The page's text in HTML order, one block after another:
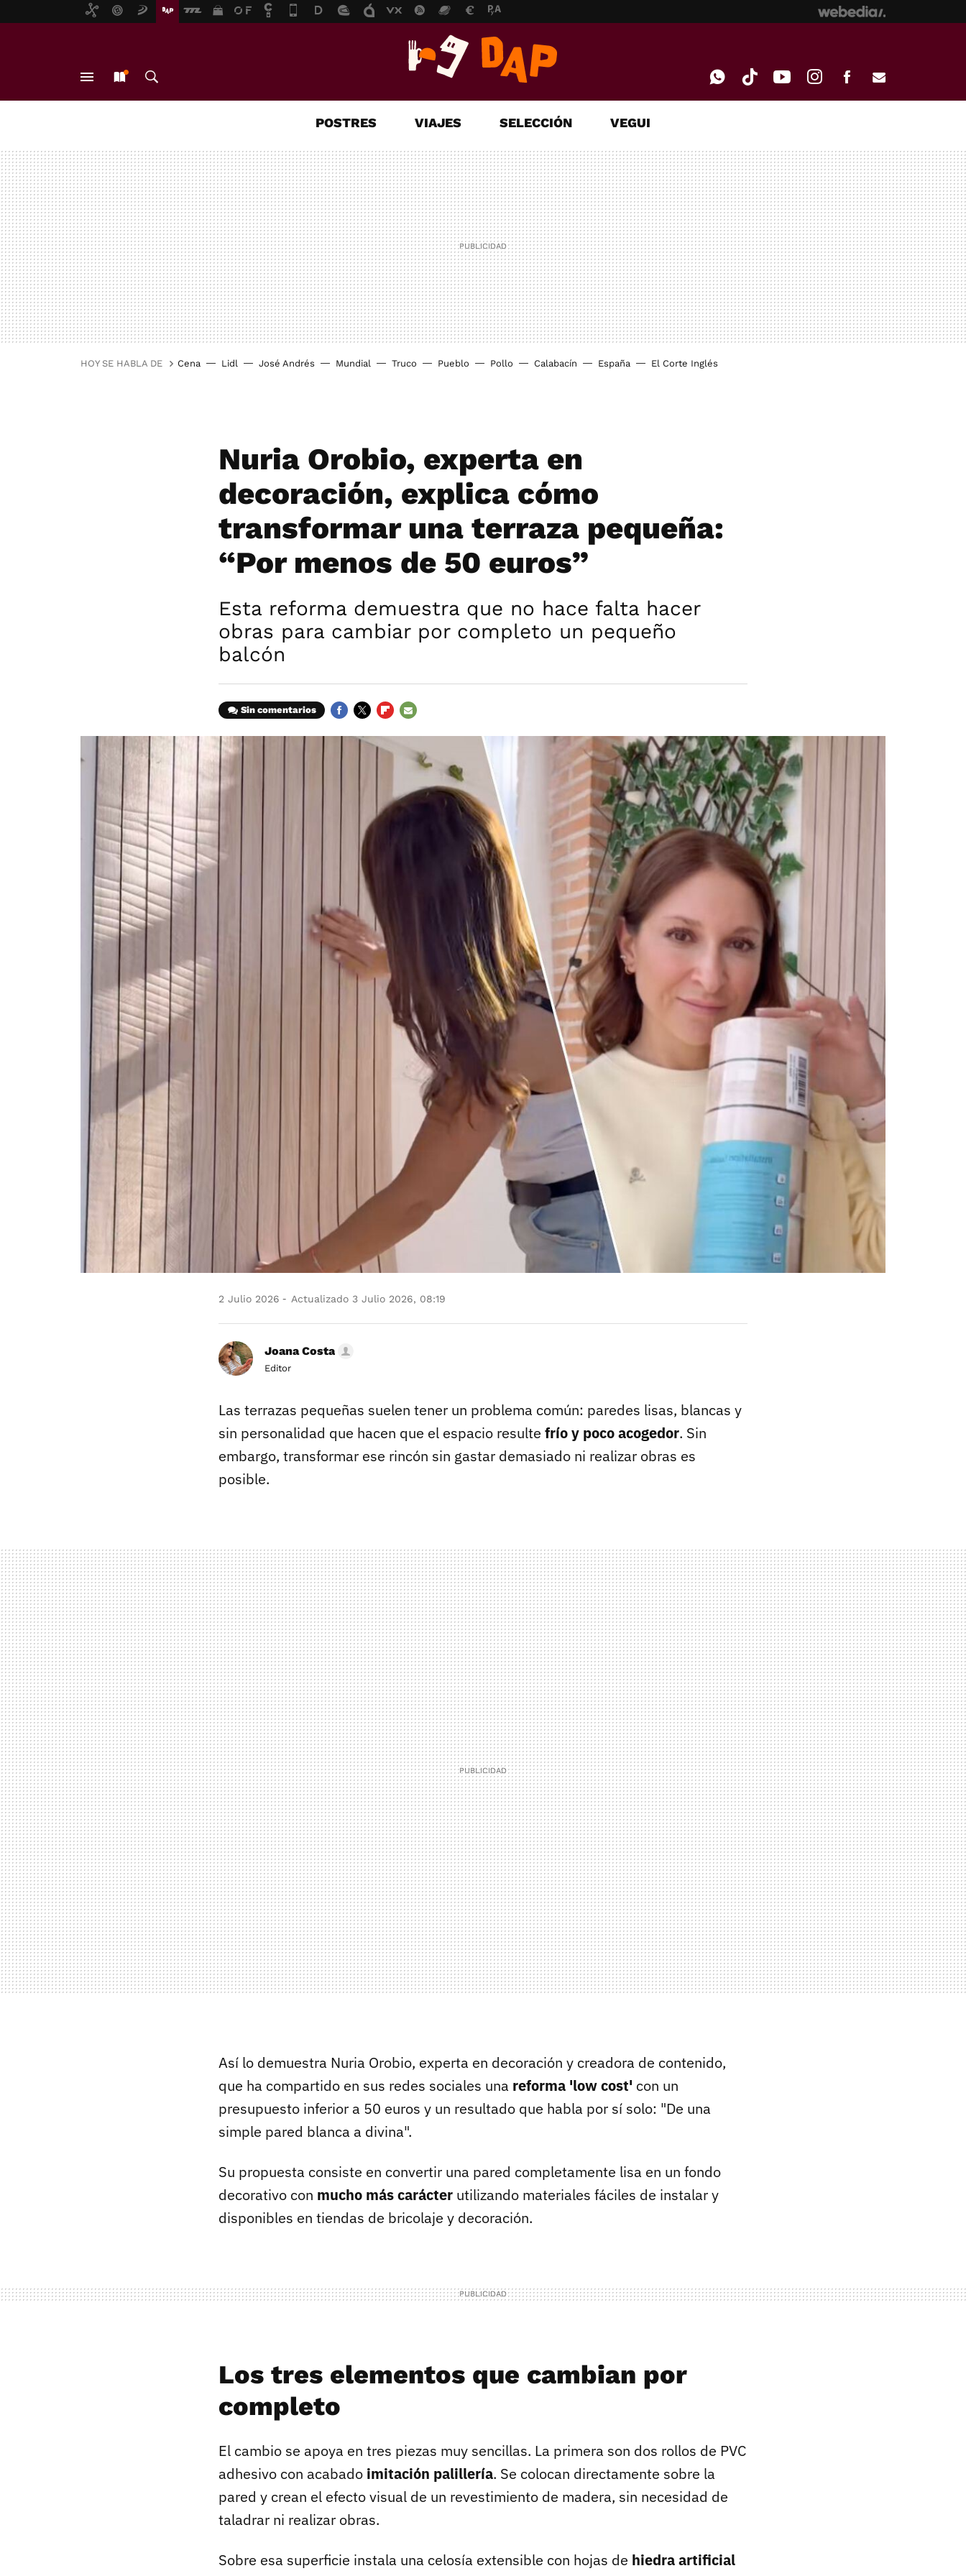
MAIL
POSTRES VIAJES SELECCIÓN VEGUI
HOY SE HABLA DE Cena Lidl José Andrés Mundial Truco Pueblo Pollo Calabacín España El Corte Inglés
Nuria Orobio, experta en
decoración, explica cómo
transformar una terraza pequeña:
“Por menos de 50 euros”
Esta reforma demuestra que no hace falta hacer
obras para cambiar por completo un pequeño
balcón
Sin comentarios
2 Julio 2026 Actualizado 3 Julio 2026, 08:19
Joana Costa
Editor
Las terrazas pequeñas suelen tener un problema común: paredes lisas, blancas y
sin personalidad que hacen que el espacio resulte frío y poco acogedor. Sin
embargo, transformar ese rincón sin gastar demasiado ni realizar obras es
posible.
Así lo demuestra Nuria Orobio, experta en decoración y creadora de contenido,
que ha compartido en sus redes sociales una reforma 'low cost' con un
presupuesto inferior a 50 euros y un resultado que habla por sí solo: "De una
simple pared blanca a divina".
Su propuesta consiste en convertir una pared completamente lisa en un fondo
decorativo con mucho más carácter utilizando materiales fáciles de instalar y
disponibles en tiendas de bricolaje y decoración.
Los tres elementos que cambian por
completo
El cambio se apoya en tres piezas muy sencillas. La primera son dos rollos de PVC
adhesivo con acabado imitación palillería. Se colocan directamente sobre la
pared y crean el efecto visual de un revestimiento de madera, sin necesidad de
taladrar ni realizar obras.
Sobre esa superficie instala una celosía extensible con hojas de hiedra artificial